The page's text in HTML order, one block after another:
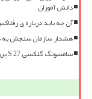
دانش آموزان
آن چه باید درباره ی
هشدار سازمان سنجش به
سامسونگ گلکسی S 27 پرو کاربران را ناامید کرد